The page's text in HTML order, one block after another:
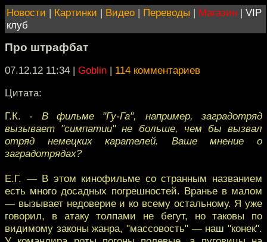
Новости | Картинки | Видео | Переводы | Магазин | VIP
клуб
Про штрафбат
07.12.12 11:34 | Goblin | 114 комментариев
Цитата:
Г.К. - В фильме "Гу-Га", например, заградотряд
вызывает "симпатии" не больше, чем бы вызвал
отряд немецких карателей. Ваше мнение о
заградотрядах?
Е.Г. — В этом кинофильме со странным названием
есть много досадных погрешностей. Вранье в малом
— вызывает недоверие и ко всему остальному. Я уже
говорил, в атаку толпами не бегут, но таковы по
видимому законы жанра, "массовость" — наш "конек".